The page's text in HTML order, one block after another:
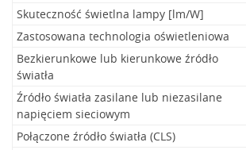
Skuteczność świetlna lampy [lm/W]
Zastosowana technologia oświetleniowa
Bezkierunkowe lub kierunkowe źródło
światła
Źródło światła zasilane lub niezasilane
napięciem sieciowym
Połączone źródło światła (CLS)